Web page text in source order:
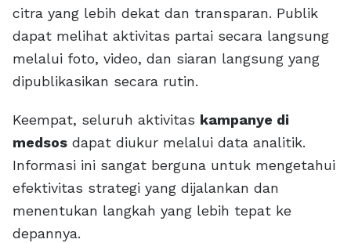
citra yang lebih dekat dan transparan. Publik
dapat melihat aktivitas partai secara langsung
melalui foto, video, dan siaran langsung yang
dipublikasikan secara rutin.
Keempat, seluruh aktivitas kampanye di
medsos dapat diukur melalui data analitik.
Informasi ini sangat berguna untuk mengetahui
efektivitas strategi yang dijalankan dan
menentukan langkah yang lebih tepat ke
depannya.